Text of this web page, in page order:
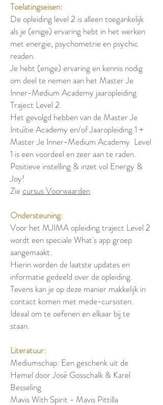
Toelatingseisen:
De opleiding level 2 is alleen toegankelijk
als je (enige) ervaring hebt in het werken
met energie, psychometrie en psychic
readen.
Je hebt (enige) ervaring en kennis nodig
om deel te nemen aan het Master Je
Inner-Medium Academy jaaropleiding
Traject Level 2.
Het gevolgd hebben van de Master Je
Intuïtie Academy en/of Jaaropleiding 1 +
Master Je Inner-Medium Academy Level
1 is een voordeel en zeer aan te raden.
Positieve instelling & inzet vol Energy &
Joy!
Zie cursus Voorwaarden
Ondersteuning:
Voor het MJIMA opleiding traject Level 2
wordt een speciale What's app groep
aangemaakt.
Hierin worden de laatste updates en
informatie gedeeld over de opleiding.
Tevens kan je op deze manier makkelijk in
contact komen met mede-cursisten.
Ideaal om te oefenen en elkaar bij te
staan.
Literatuur:
Mediumschap: Een geschenk uit de
Hemel door José Gosschalk & Karel
Besseling
Mavis With Spirit - Mavis Pittilla